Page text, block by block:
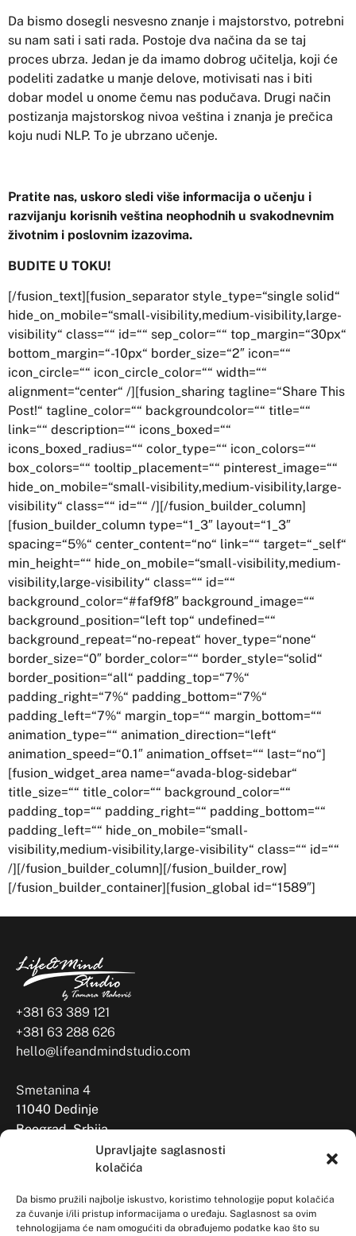
Upravljajte saglasnosti
kolačića
Da bismo pružili najbolje iskustvo, koristimo tehnologije poput kolačića
za čuvanje i/ili pristup informacijama o uređaju. Saglasnost sa ovim
tehnologijama će nam omogućiti da obrađujemo podatke kao što su
Da bismo dosegli nesvesno znanje i majstorstvo, potrebni
su nam sati i sati rada. Postoje dva načina da se taj
proces ubrza. Jedan je da imamo dobrog učitelja, koji će
podeliti zadatke u manje delove, motivisati nas i biti
dobar model u onome čemu nas podučava. Drugi način
postizanja majstorskog nivoa veština i znanja je prečica
koju nudi NLP. To je ubrzano učenje.
Pratite nas, uskoro sledi više informacija o učenju i
razvijanju korisnih veština neophodnih u svakodnevnim
životnim i poslovnim izazovima.
BUDITE U TOKU!
[/fusion_text][fusion_separator style_type=“single solid“
hide_on_mobile=“small-visibility,medium-visibility,large-
visibility“ class=““ id=““ sep_color=““ top_margin=“30px“
bottom_margin=“-10px“ border_size=“2″ icon=““
icon_circle=““ icon_circle_color=““ width=““
alignment=“center“ /][fusion_sharing tagline=“Share This
Post!“ tagline_color=““ backgroundcolor=““ title=““
link=““ description=““ icons_boxed=““
icons_boxed_radius=““ color_type=““ icon_colors=““
box_colors=““ tooltip_placement=““ pinterest_image=““
hide_on_mobile=“small-visibility,medium-visibility,large-
visibility“ class=““ id=““ /][/fusion_builder_column]
[fusion_builder_column type=“1_3″ layout=“1_3″
spacing=“5%“ center_content=“no“ link=““ target=“_self“
min_height=““ hide_on_mobile=“small-visibility,medium-
visibility,large-visibility“ class=““ id=““
background_color=“#faf9f8″ background_image=““
background_position=“left top“ undefined=““
background_repeat=“no-repeat“ hover_type=“none“
border_size=“0″ border_color=““ border_style=“solid“
border_position=“all“ padding_top=“7%“
padding_right=“7%“ padding_bottom=“7%“
padding_left=“7%“ margin_top=““ margin_bottom=““
animation_type=““ animation_direction=“left“
animation_speed=“0.1″ animation_offset=““ last=“no“]
[fusion_widget_area name=“avada-blog-sidebar“
title_size=““ title_color=““ background_color=““
padding_top=““ padding_right=““ padding_bottom=““
padding_left=““ hide_on_mobile=“small-
visibility,medium-visibility,large-visibility“ class=““ id=““
/][/fusion_builder_column][/fusion_builder_row]
[/fusion_builder_container][fusion_global id=“1589″]
+381 63 389 121
+381 63 288 626
hello@lifeandmindstudio.com
Smetanina 4
11040 Dedinje
Beograd, Srbija